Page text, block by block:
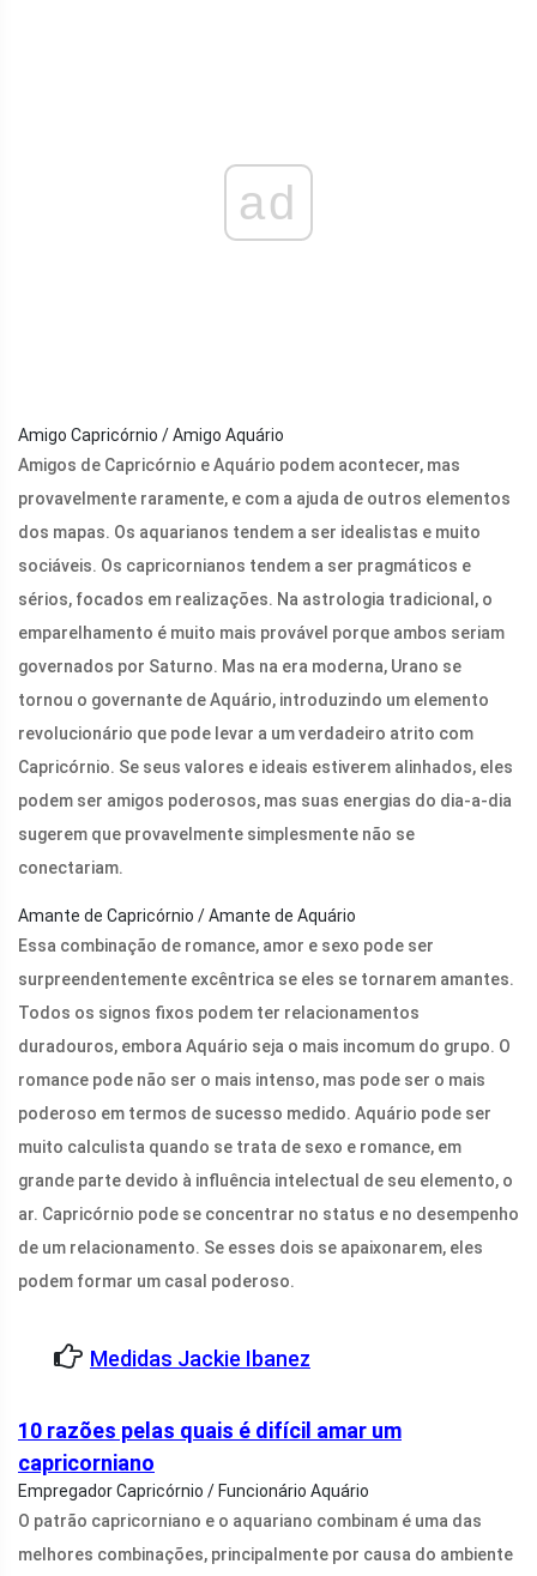
ad
Amigo Capricórnio / Amigo Aquário
Amigos de Capricórnio e Aquário podem acontecer, mas
provavelmente raramente, e com a ajuda de outros elementos
dos mapas. Os aquarianos tendem a ser idealistas e muito
sociáveis. Os capricornianos tendem a ser pragmáticos e
sérios, focados em realizações. Na astrologia tradicional, o
emparelhamento é muito mais provável porque ambos seriam
governados por Saturno. Mas na era moderna, Urano se
tornou o governante de Aquário, introduzindo um elemento
revolucionário que pode levar a um verdadeiro atrito com
Capricórnio. Se seus valores e ideais estiverem alinhados, eles
podem ser amigos poderosos, mas suas energias do dia-a-dia
sugerem que provavelmente simplesmente não se
conectariam.
Amante de Capricórnio / Amante de Aquário
Essa combinação de romance, amor e sexo pode ser
surpreendentemente excêntrica se eles se tornarem amantes.
Todos os signos fixos podem ter relacionamentos
duradouros, embora Aquário seja o mais incomum do grupo. O
romance pode não ser o mais intenso, mas pode ser o mais
poderoso em termos de sucesso medido. Aquário pode ser
muito calculista quando se trata de sexo e romance, em
grande parte devido à influência intelectual de seu elemento, o
ar. Capricórnio pode se concentrar no status e no desempenho
de um relacionamento. Se esses dois se apaixonarem, eles
podem formar um casal poderoso.
Medidas Jackie Ibanez
10 razões pelas quais é difícil amar um
capricorniano
Empregador Capricórnio / Funcionário Aquário
O patrão capricorniano e o aquariano combinam é uma das
melhores combinações, principalmente por causa do ambiente